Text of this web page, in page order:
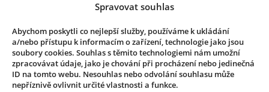
Spravovat souhlas
Abychom poskytli co nejlepší služby, používáme k ukládání
a/nebo přístupu k informacím o zařízení, technologie jako jsou
soubory cookies. Souhlas s těmito technologiemi nám umožní
zpracovávat údaje, jako je chování při procházení nebo jedinečná
ID na tomto webu. Nesouhlas nebo odvolání souhlasu může
nepříznivě ovlivnit určité vlastnosti a funkce.
Kde zakoupit
Reference
Novinky